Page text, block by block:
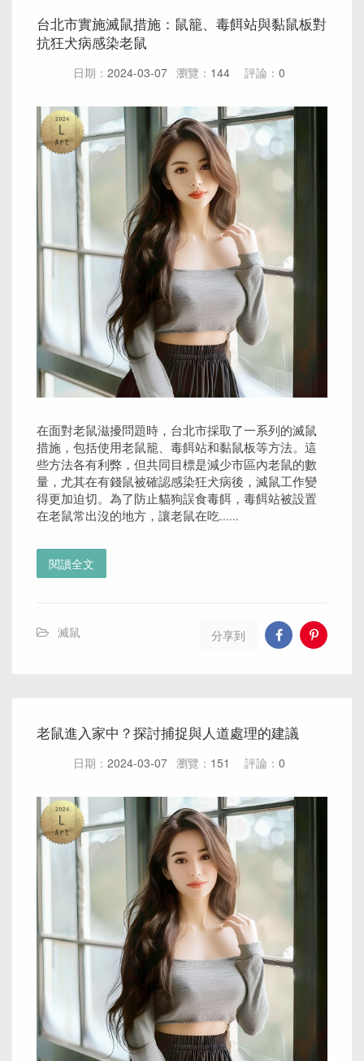
台北市實施滅鼠措施：鼠籠、毒餌站與黏鼠板對
抗狂犬病感染老鼠
日期： 2024-03-07 瀏覽： 144 評論： 0
在面對老鼠滋擾問題時，台北市採取了一系列的滅鼠
措施，包括使用老鼠籠、毒餌站和黏鼠板等方法。這
些方法各有利弊，但共同目標是減少市區內老鼠的數
量，尤其在有錢鼠被確認感染狂犬病後，滅鼠工作變
得更加迫切。為了防止貓狗誤食毒餌，毒餌站被設置
在老鼠常出沒的地方，讓老鼠在吃......
閱讀全文
滅鼠 分享到
老鼠進入家中？探討捕捉與人道處理的建議
日期： 2024-03-07 瀏覽： 151 評論： 0